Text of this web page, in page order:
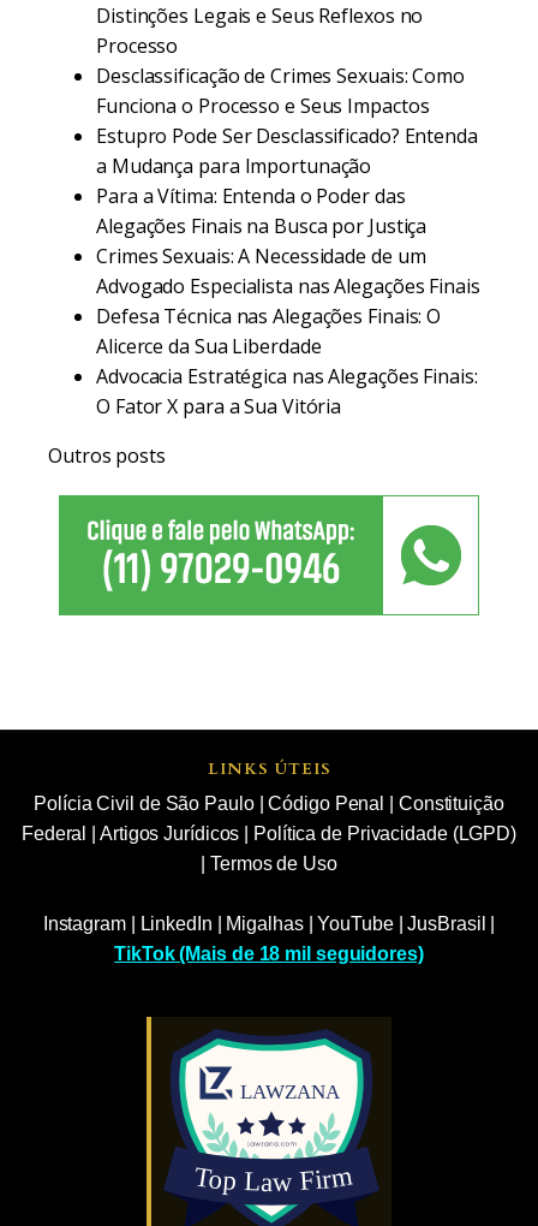
Distinções Legais e Seus Reflexos no
Processo
Desclassificação de Crimes Sexuais: Como
Funciona o Processo e Seus Impactos
Estupro Pode Ser Desclassificado? Entenda
a Mudança para Importunação
Para a Vítima: Entenda o Poder das
Alegações Finais na Busca por Justiça
Crimes Sexuais: A Necessidade de um
Advogado Especialista nas Alegações Finais
Defesa Técnica nas Alegações Finais: O
Alicerce da Sua Liberdade
Advocacia Estratégica nas Alegações Finais:
O Fator X para a Sua Vitória
Outros posts
LINKS ÚTEIS
Polícia Civil de São Paulo|Código Penal
Constituição
Federal
Artigos Jurídicos
Política de Privacidade (LGPD)
|Termos de Uso
Instagram| LinkedIn Migalhas|YouTube|JusBrasil
TikTok (Mais de 18 mil seguidores)